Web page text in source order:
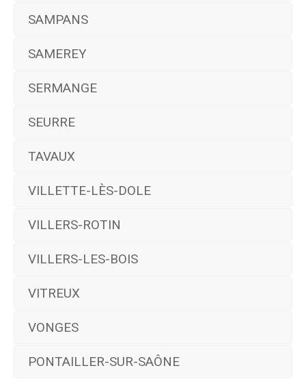
SAMPANS
SAMEREY
SERMANGE
SEURRE
TAVAUX
VILLETTE-LÈS-DOLE
VILLERS-ROTIN
VILLERS-LES-BOIS
VITREUX
VONGES
PONTAILLER-SUR-SAÔNE